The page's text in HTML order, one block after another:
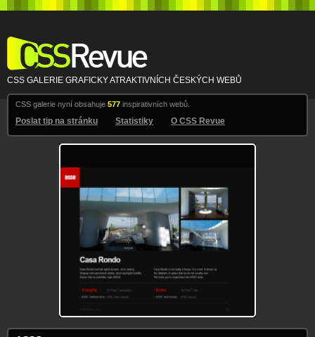
CSS Revue
CSS GALERIE GRAFICKY ATRAKTIVNÍCH ČESKÝCH WEBŮ
CSS galerie nyní obsahuje 577 inspirativních webů.
Poslat tip na stránku Statistiky O CSS Revue